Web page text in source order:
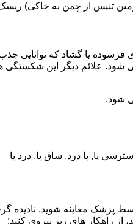
زمین تنیس از چمن به خاکی)
فرسوده یا گشاد که توانایی
علائم دیگر این شکستگی ها
شود.
پزشک معاینه شوید. نادیده
راهکار های زیر پیروی کنید: